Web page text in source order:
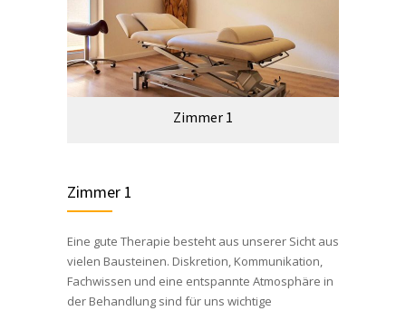
Zimmer 1
Zimmer 1
Eine gute Therapie besteht aus unserer Sicht aus
vielen Bausteinen. Diskretion, Kommunikation,
Fachwissen und eine entspannte Atmosphäre in
der Behandlung sind für uns wichtige